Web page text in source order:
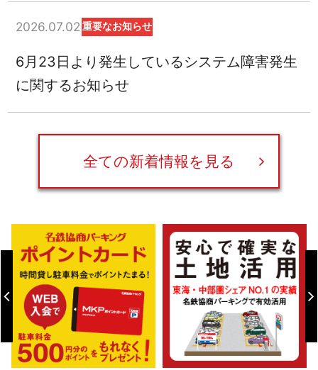
2026.07.02 重要なお知らせ
6月23日より発生しているシステム障害発生
に関するお知らせ
全ての新着情報を見る